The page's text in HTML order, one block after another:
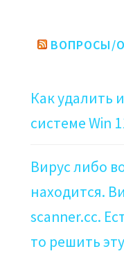
ВОПРОСЫ/
Как удалить
системе Win
Вирус либо
находится.
scanner.cc.
то решить